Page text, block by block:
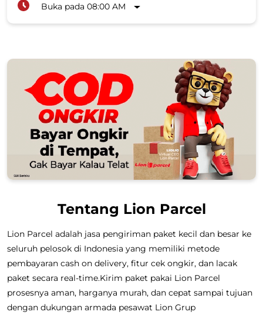
Buka pada 08:00 AM
Tentang Lion Parcel
Lion Parcel adalah jasa pengiriman paket kecil dan besar ke
seluruh pelosok di Indonesia yang memiliki metode
pembayaran cash on delivery, fitur cek ongkir, dan lacak
paket secara real-time.Kirim paket pakai Lion Parcel
prosesnya aman, harganya murah, dan cepat sampai tujuan
dengan dukungan armada pesawat Lion Grup